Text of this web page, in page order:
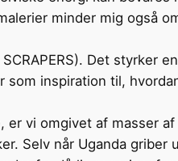
minder mig også
Det styrker
inspiration til,
er vi omgivet af masser
Selv når Uganda griber